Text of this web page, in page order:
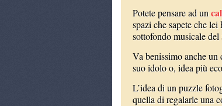
Potete pensare ad un
spazi che sapete che
sottofondo musicale
Va benissimo anche un
suo idolo o, idea più
L’idea di un puzzle
quella di regalarle una